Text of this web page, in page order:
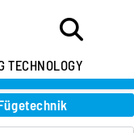
TECHNOLOGY